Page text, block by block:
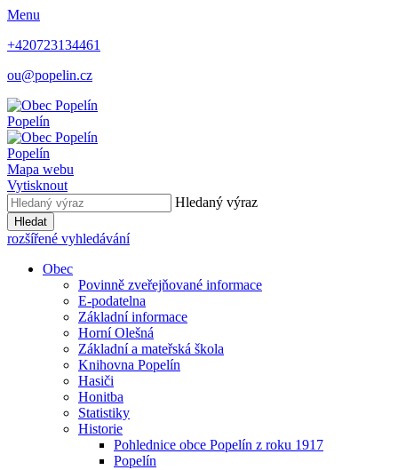
Menu
+420723134461
ou@popelin.cz
Popelín
Popelín
Mapa webu
Vytisknout
Hledaný výraz
Hledat
rozšířené vyhledávání
Obec
Povinně zveřejňované informace
E-podatelna
Základní informace
Horní Olešná
Základní a mateřská škola
Knihovna Popelín
Hasiči
Honitba
Statistiky
Historie
Pohlednice obce Popelín z roku 1917
Popelín